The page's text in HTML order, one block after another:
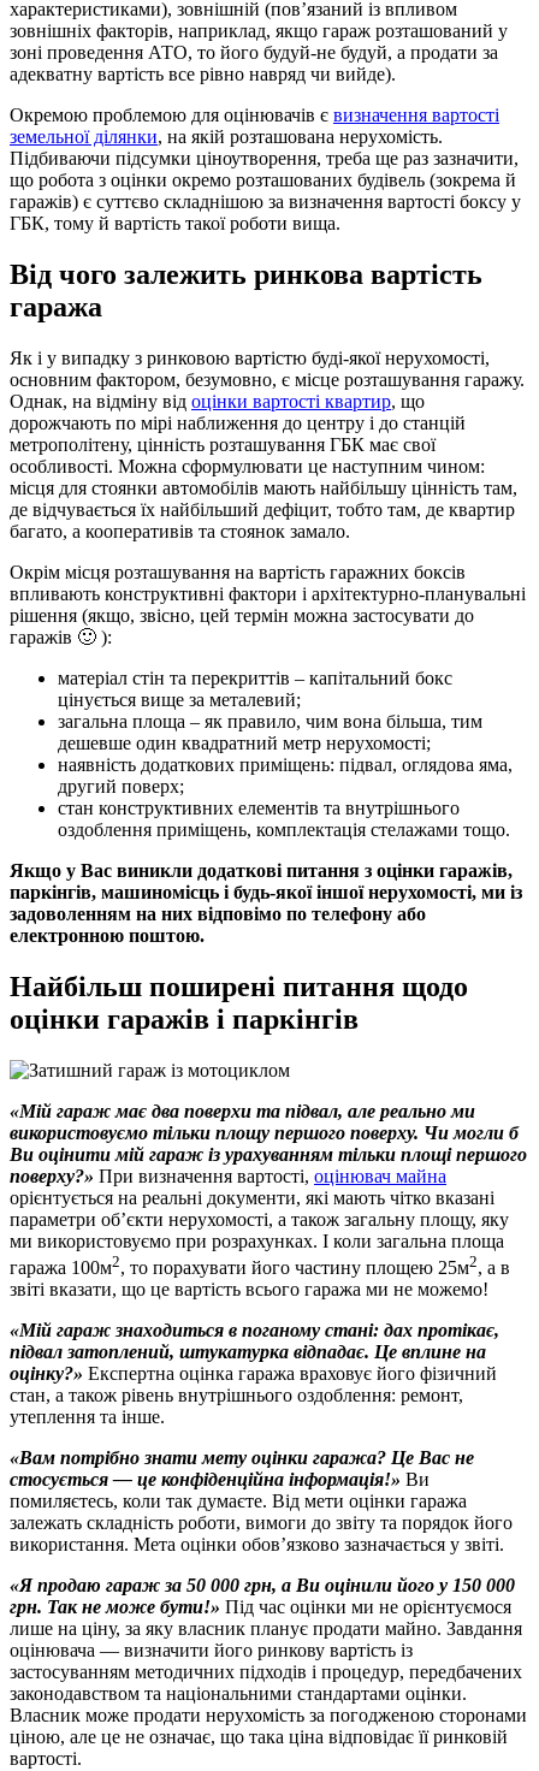
характеристиками), зовнішній (пов’язаний із впливом
зовнішніх факторів, наприклад, якщо гараж розташований у
зоні проведення АТО, то його будуй-не будуй, а продати за
адекватну вартість все рівно навряд чи вийде).
Окремою проблемою для оцінювачів є визначення вартості
земельної ділянки, на якій розташована нерухомість.
Підбиваючи підсумки ціноутворення, треба ще раз зазначити,
що робота з оцінки окремо розташованих будівель (зокрема й
гаражів) є суттєво складнішою за визначення вартості боксу у
ГБК, тому й вартість такої роботи вища.
Від чого залежить ринкова вартість
гаража
Як і у випадку з ринковою вартістю буді-якої нерухомості,
основним фактором, безумовно, є місце розташування гаражу.
Однак, на відміну від оцінки вартості квартир, що
дорожчають по мірі наближення до центру і до станцій
метрополітену, цінність розташування ГБК має свої
особливості. Можна сформулювати це наступним чином:
місця для стоянки автомобілів мають найбільшу цінність там,
де відчувається їх найбільший дефіцит, тобто там, де квартир
багато, а кооперативів та стоянок замало.
Окрім місця розташування на вартість гаражних боксів
впливають конструктивні фактори і архітектурно-планувальні
рішення (якщо, звісно, цей термін можна застосувати до
гаражів 🙂 ):
матеріал стін та перекриттів – капітальний бокс
цінується вище за металевий;
загальна площа – як правило, чим вона більша, тим
дешевше один квадратний метр нерухомості;
наявність додаткових приміщень: підвал, оглядова яма,
другий поверх;
стан конструктивних елементів та внутрішнього
оздоблення приміщень, комплектація стелажами тощо.
Якщо у Вас виникли додаткові питання з оцінки гаражів,
паркінгів, машиномісць і будь-якої іншої нерухомості, ми із
задоволенням на них відповімо по телефону або
електронною поштою.
Найбільш поширені питання щодо
оцінки гаражів і паркінгів
«Мій гараж має два поверхи та підвал, але реально ми
використовуємо тільки площу першого поверху. Чи могли б
Ви оцінити мій гараж із урахуванням тільки площі першого
поверху?» При визначення вартості, оцінювач майна
орієнтується на реальні документи, які мають чітко вказані
параметри об’єкти нерухомості, а також загальну площу, яку
ми використовуємо при розрахунках. І коли загальна площа
гаража 100м2, то порахувати його частину площею 25м2, а в
звіті вказати, що це вартість всього гаража ми не можемо!
«Мій гараж знаходиться в поганому стані: дах протікає,
підвал затоплений, штукатурка відпадає. Це вплине на
оцінку?» Експертна оцінка гаража враховує його фізичний
стан, а також рівень внутрішнього оздоблення: ремонт,
утеплення та інше.
«Вам потрібно знати мету оцінки гаража? Це Вас не
стосується — це конфіденційна інформація!» Ви
помиляєтесь, коли так думаєте. Від мети оцінки гаража
залежать складність роботи, вимоги до звіту та порядок його
використання. Мета оцінки обов’язково зазначається у звіті.
«Я продаю гараж за 50 000 грн, а Ви оцінили його у 150 000
грн. Так не може бути!» Під час оцінки ми не орієнтуємося
лише на ціну, за яку власник планує продати майно. Завдання
оцінювача — визначити його ринкову вартість із
застосуванням методичних підходів і процедур, передбачених
законодавством та національними стандартами оцінки.
Власник може продати нерухомість за погодженою сторонами
ціною, але це не означає, що така ціна відповідає її ринковій
вартості.